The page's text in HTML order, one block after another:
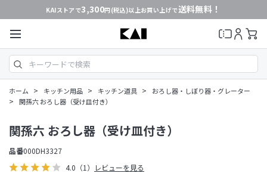
KAIストアで3,300円(税込)以上お買い上げで送料無料！
ホーム > キッチン用品 > キッチン道具 > おろし器・しぼり器・グレーター
> 関孫六 おろし器（受け皿付き）
4.0 （1） レビューを見る
関孫六 おろし器（受け皿付き）
品番000DH3327